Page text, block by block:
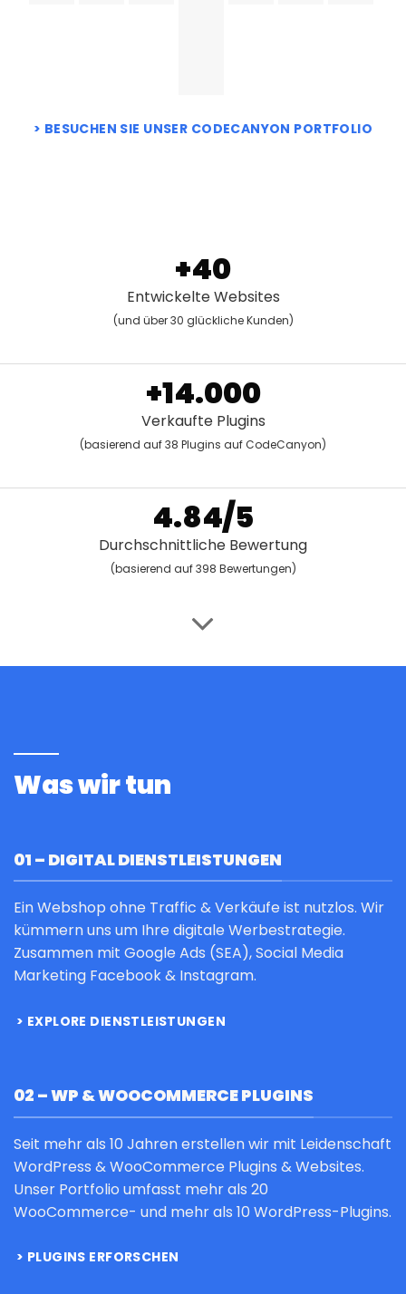
BESUCHEN SIE UNSER CODECANYON PORTFOLIO
+40
Entwickelte Websites
(und über 30 glückliche Kunden)
+14.000
Verkaufte Plugins
(basierend auf 38 Plugins auf CodeCanyon)
4.84/5
Durchschnittliche Bewertung
(basierend auf 398 Bewertungen)
Was wir tun
01 – DIGITAL DIENSTLEISTUNGEN
Ein Webshop ohne Traffic & Verkäufe ist nutzlos. Wir
kümmern uns um Ihre digitale Werbestrategie.
Zusammen mit Google Ads (SEA), Social Media
Marketing Facebook & Instagram.
EXPLORE DIENSTLEISTUNGEN
02 – WP & WOOCOMMERCE PLUGINS
Seit mehr als 10 Jahren erstellen wir mit Leidenschaft
WordPress & WooCommerce Plugins & Websites.
Unser Portfolio umfasst mehr als 20
WooCommerce- und mehr als 10 WordPress-Plugins.
PLUGINS ERFORSCHEN